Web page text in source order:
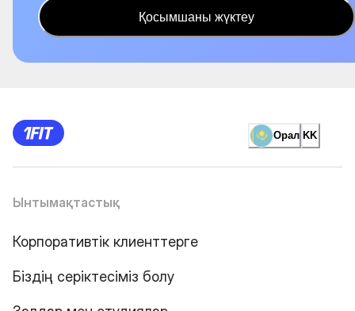
Қосымшаны жүктеу
Орал KK
Ынтымақтастық
Корпоративтік клиенттерге
Біздің серіктесіміз болу